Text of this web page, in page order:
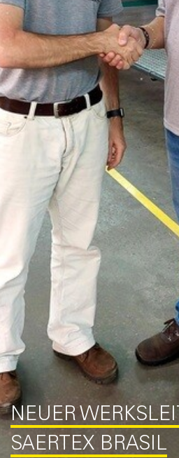
NEUER
SAERTEX BRASIL